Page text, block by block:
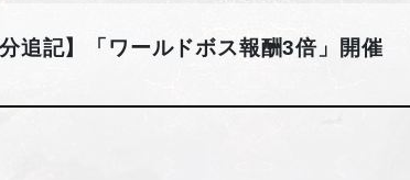
追記】「ワールドボス報酬3倍」開催